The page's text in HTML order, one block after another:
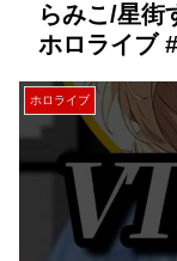
らみこ/星街
ホロライブ
ホロライブ